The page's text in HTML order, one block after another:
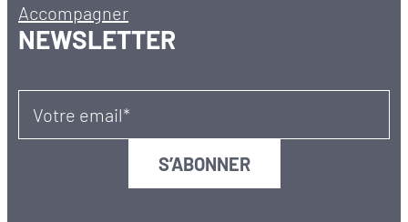
Accompagner
NEWSLETTER
Votre email*